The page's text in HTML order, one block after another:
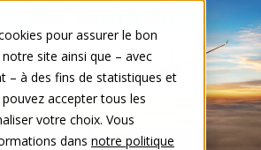
pour assurer le bon
site ainsi que – avec
– à des fins de statistiques et
accepter tous les
votre choix. Vous
dans notre politique